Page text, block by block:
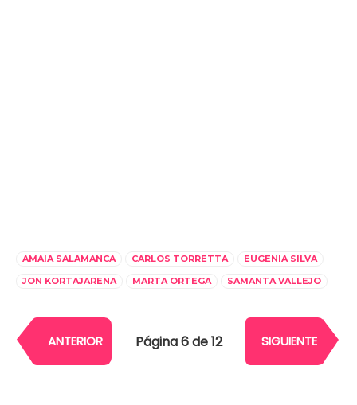
AMAIA SALAMANCA CARLOS TORRETTA
EUGENIA SILVA
JON KORTAJARENA
MARTA ORTEGA SAMANTA VALLEJO
ANTERIOR Página 6 de 12 SIGUIENTE